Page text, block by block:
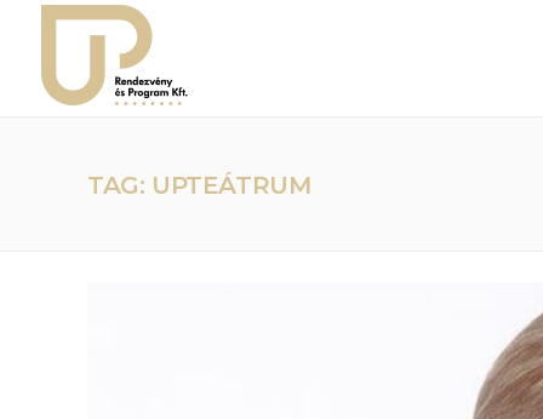
TAG: UPTEÁTRUM